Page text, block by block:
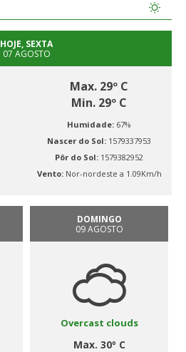
HOJE, SEXTA
07 AGOSTO
Max. 29º C
Min. 29º C
Humidade: 67%
Nascer do Sol: 1579337953
Pôr do Sol: 1579382952
Vento: Nor-nordeste a 1.09Km/h
DOMINGO
09 AGOSTO
Overcast clouds
Max. 30º C